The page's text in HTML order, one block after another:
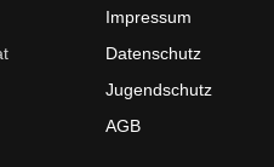
Impressum
Datenschutz
Jugendschutz
AGB